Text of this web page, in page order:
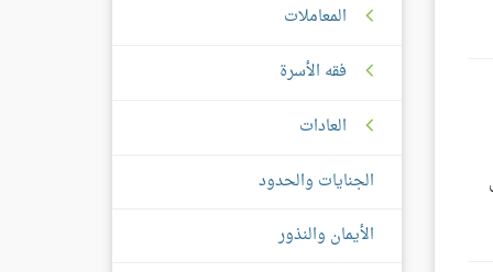
المعاملات
فقه الأسرة
العادات
الجنايات والحدود
الأيمان والنذور